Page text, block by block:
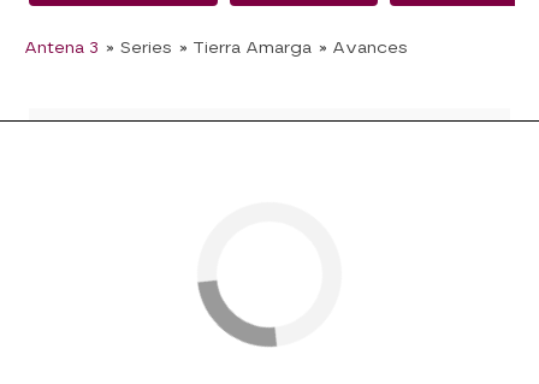
Antena 3 » Series » Tierra Amarga » Avances